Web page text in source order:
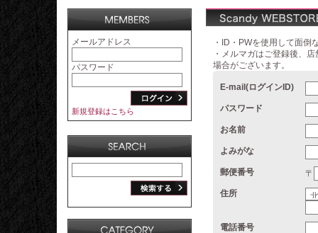
メールアドレス
パスワード
新規登録はこちら
・ID・PWを使用して面倒
・メルマガはご登録後、
場合がございます。
E-mail(ログインID)
パスワード
お名前
よみがな
郵便番号
〒
住所
電話番号